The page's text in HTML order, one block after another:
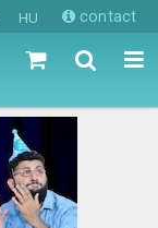
HU contact